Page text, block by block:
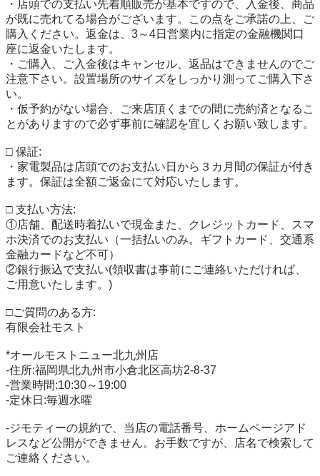
・店頭での支払い先着順販売が基本ですので、入金後、商品
が既に売れてる場合がございます。この点をご承諾の上、ご
購入ください。返金は、3～4日営業内に指定の金融機関口
座に返金いたします。
・ご購入、ご入金後はキャンセル、返品はできませんのでご
注意下さい。設置場所のサイズをしっかり測ってご購入下さ
い。
・仮予約がない場合、ご来店頂くまでの間に売約済となるこ
とがありますので必ず事前に確認を宜しくお願い致します。
□ 保証:
・家電製品は店頭でのお支払い日から３カ月間の保証が付き
ます。保証は全額ご返金にて対応いたします。
□ 支払い方法:
①店舗、配送時着払いで現金また、クレジットカード、スマ
ホ決済でのお支払い（一括払いのみ。ギフトカード、交通系
金融カードなど不可）
②銀行振込で支払い(領収書は事前にご連絡いただければ、
ご用意いたします。)
□ご質問のある方:
有限会社モスト
*オールモストニュー北九州店
-住所:福岡県北九州市小倉北区高坊2-8-37
-営業時間:10:30～19:00
-定休日:毎週水曜
-ジモティーの規約で、当店の電話番号、ホームページアド
レスなど公開ができません。お手数ですが、店名で検索して
ご連絡ください。